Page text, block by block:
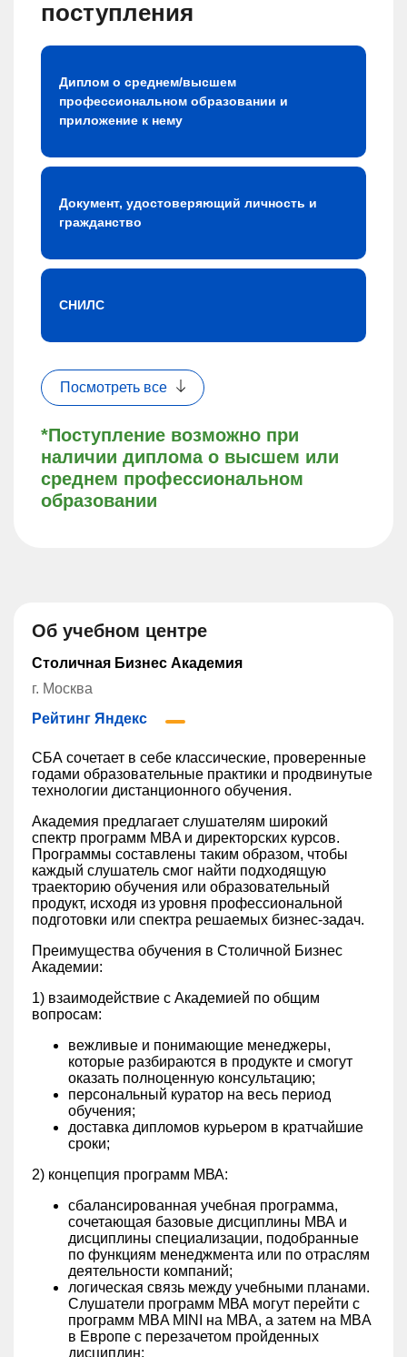
поступления
*Поступление возможно при
наличии диплома о высшем или
среднем профессиональном
образовании
Диплом о среднем/высшем
профессиональном образовании и
приложение к нему
Документ, удостоверяющий личность и
гражданство
СНИЛС
Посмотреть все
Об учебном центре
Столичная Бизнес Академия
г. Москва
Рейтинг Яндекс
СБА сочетает в себе классические, проверенные
годами образовательные практики и продвинутые
технологии дистанционного обучения.
Академия предлагает слушателям широкий
спектр программ MBA и директорских курсов.
Программы составлены таким образом, чтобы
каждый слушатель смог найти подходящую
траекторию обучения или образовательный
продукт, исходя из уровня профессиональной
подготовки или спектра решаемых бизнес-задач.
Преимущества обучения в Столичной Бизнес
Академии:
1) взаимодействие с Академией по общим
вопросам:
вежливые и понимающие менеджеры,
которые разбираются в продукте и смогут
оказать полноценную консультацию;
персональный куратор на весь период
обучения;
доставка дипломов курьером в кратчайшие
сроки;
2) концепция программ МВА:
сбалансированная учебная программа,
сочетающая базовые дисциплины МВА и
дисциплины специализации, подобранные
по функциям менеджмента или по отраслям
деятельности компаний;
логическая связь между учебными планами.
Слушатели программ МВА могут перейти с
программ MBA MINI на MBA, а затем на MBA
в Европе с перезачетом пройденных
дисциплин;